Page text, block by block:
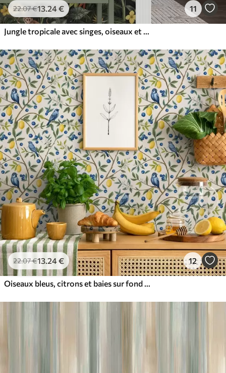
22.07€13.24€ 11
Jungle tropicale avec singes, oiseaux et feuillage dense
22.07€13.24€ 12
Oiseaux bleus, citrons et baies sur fond blanc